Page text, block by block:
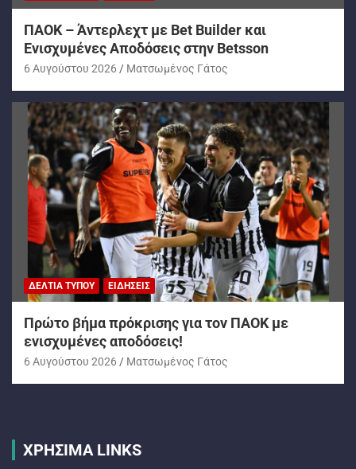
ΠΑΟΚ – Άντερλεχτ με Bet Builder και
Ενισχυμένες Αποδόσεις στην Betsson
6 Αυγούστου 2026 Ματσωμένος Γάτος
ΔΕΛΤΊΑ ΤΎΠΟΥ ΕΙΔΉΣΕΙΣ
Πρώτο βήμα πρόκρισης για τον ΠΑΟΚ με
ενισχυμένες αποδόσεις!
6 Αυγούστου 2026 Ματσωμένος Γάτος
ΧΡΗΣΙΜΑ LINKS